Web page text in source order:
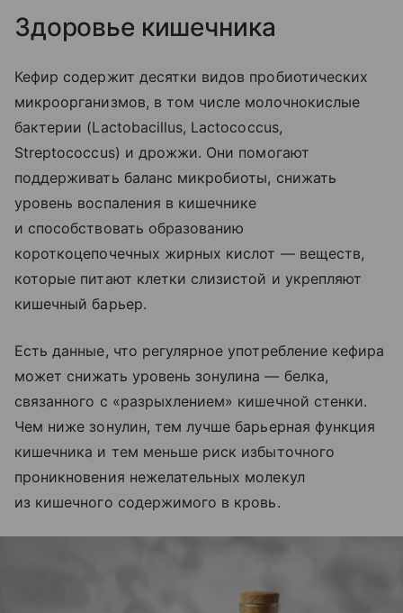
Здоровье кишечника
Кефир содержит десятки видов пробиотических
микроорганизмов, в том числе молочнокислые
бактерии (Lactobacillus, Lactococcus,
Streptococcus) и дрожжи. Они помогают
поддерживать баланс микробиоты, снижать
уровень воспаления в кишечнике
и способствовать образованию
короткоцепочечных жирных кислот — веществ,
которые питают клетки слизистой и укрепляют
кишечный барьер.
Есть данные, что регулярное употребление кефира
может снижать уровень зонулина — белка,
связанного с «разрыхлением» кишечной стенки.
Чем ниже зонулин, тем лучше барьерная функция
кишечника и тем меньше риск избыточного
проникновения нежелательных молекул
из кишечного содержимого в кровь.